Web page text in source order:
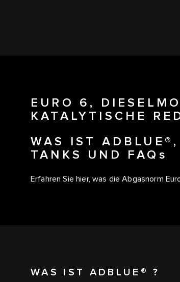
EURO 6,
KATALYTISCHE
WAS IST
TANKS UND FAQs
Erfahren Sie hier, was die Abgasnorm
WAS IST ADBLUE® ?